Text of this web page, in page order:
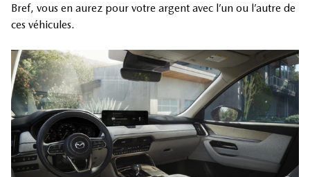
Bref, vous en aurez pour votre argent avec l’un ou l’autre de
ces véhicules.